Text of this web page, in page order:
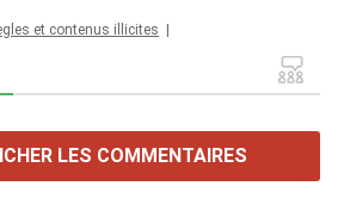
et contenus illicites
LES COMMENTAIRES